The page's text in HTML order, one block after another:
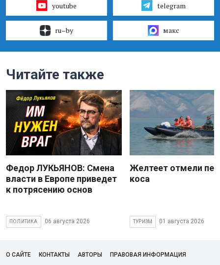
youtube telegram
ru–by макс
Читайте также
Федор ЛУКЬЯНОВ: Смена
власти в Европе приведет
к потрясению основ
ПОЛИТИКА 06 августа 2026
Желтеет отмели
коса
ТУРИЗМ 01 августа 2026
О САЙТЕ КОНТАКТЫ АВТОРЫ ПРАВОВАЯ ИНФОРМАЦИЯ